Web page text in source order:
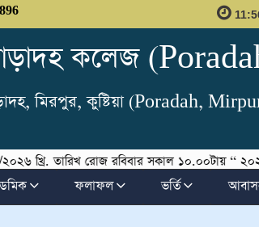
কলেজ
মিরপুর, কুষ্টিয়া (Poradah,
তারিখ রোজ রবিবার সকাল ১০.০০টায় ‘‘ ২০২৬
ফলাফল ভর্তি